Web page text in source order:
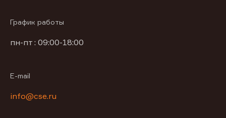
График работы
пн-пт : 09:00-18:00
E-mail
info@cse.ru